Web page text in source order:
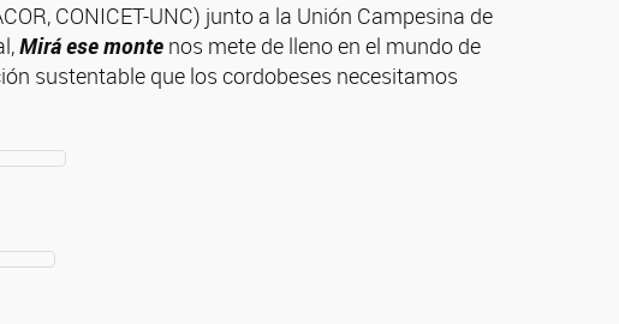
CONICET-UNC) junto a la Unión Campesina de
Mirá ese monte nos mete de lleno en el mundo de
sustentable que los cordobeses necesitamos